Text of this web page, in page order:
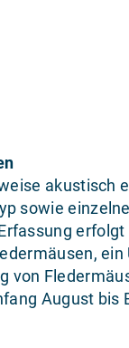
sowie
von
August bis